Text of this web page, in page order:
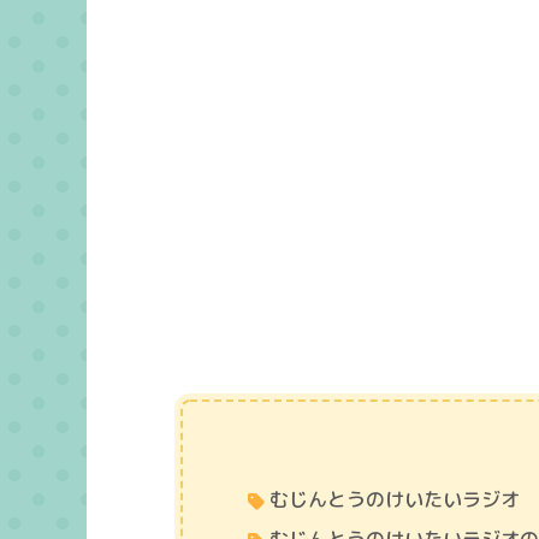
むじんとうのけいたいラジオ